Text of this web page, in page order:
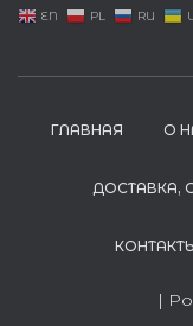
EN PL RU
ГЛАВНАЯ О
ДОСТАВКА,
|